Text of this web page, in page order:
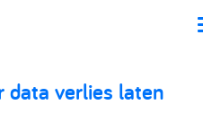
data verlies laten